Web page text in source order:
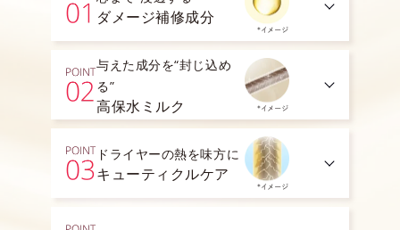
ダメージ補修成分
与えた成分を“封じ込め
る”
高保水ミルク
ドライヤーの熱を味方に
キューティクルケア